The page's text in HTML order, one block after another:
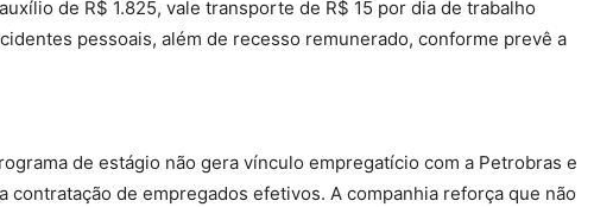
de R$ 1.825, vale transporte de R$ 15 por dia de trabalho
pessoais, além de recesso remunerado, conforme prevê a
de estágio não gera vínculo empregatício com a Petrobras e
contratação de empregados efetivos. A companhia reforça que não